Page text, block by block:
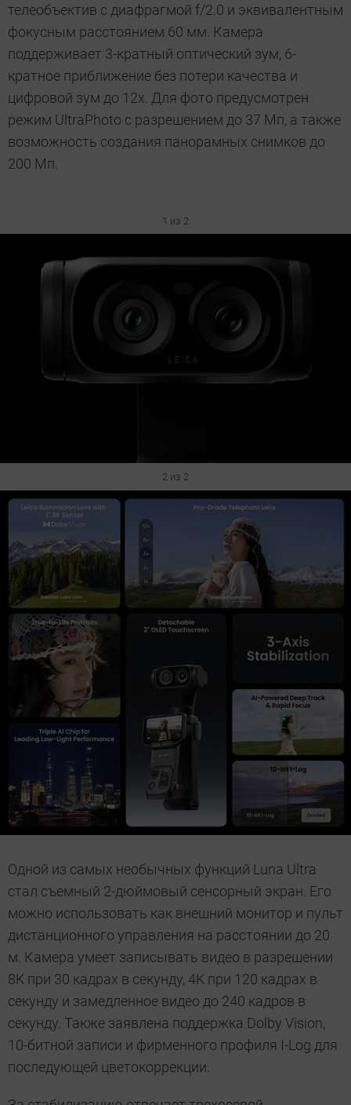
телеобъектив с диафрагмой f/2.0 и эквивалентным
фокусным расстоянием 60 мм. Камера
поддерживает 3-кратный оптический зум, 6-
кратное приближение без потери качества и
цифровой зум до 12x. Для фото предусмотрен
режим UltraPhoto с разрешением до 37 Мп, а также
возможность создания панорамных снимков до
200 Мп.
1 из 2
2 из 2
Одной из самых необычных функций Luna Ultra
стал съемный 2-дюймовый сенсорный экран. Его
можно использовать как внешний монитор и пульт
дистанционного управления на расстоянии до 20
м. Камера умеет записывать видео в разрешении
8K при 30 кадрах в секунду, 4K при 120 кадрах в
секунду и замедленное видео до 240 кадров в
секунду. Также заявлена поддержка Dolby Vision,
10-битной записи и фирменного профиля I-Log для
последующей цветокоррекции.